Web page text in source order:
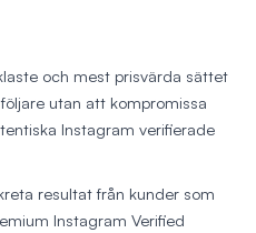
och mest prisvärda sättet
utan att kompromissa
Instagram verifierade
resultat från kunder som
Instagram Verified